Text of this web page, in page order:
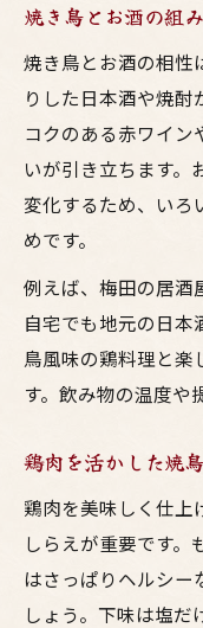
焼き鳥とお酒の組
焼き鳥とお酒の相性
りした日本酒や焼酎
コクのある赤ワイン
いが引き立ちます。
変化するため、いろ
めです。
例えば、梅田の居酒
自宅でも地元の日本
鳥風味の鶏料理と楽
す。飲み物の温度や
鶏肉を活かした焼
鶏肉を美味しく仕上
しらえが重要です。
はさっぱりヘルシー
しょう。下味は塩だ